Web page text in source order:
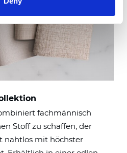
fachmännisch
Stoff zu schaffen, der
nahtlos mit höchster